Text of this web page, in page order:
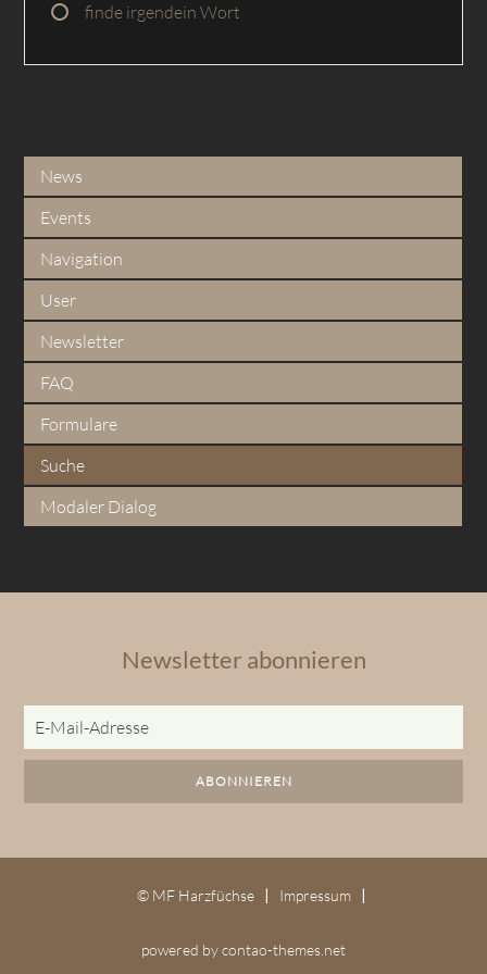
finde irgendein Wort
News
Events
Navigation
User
Newsletter
FAQ
Formulare
Suche
Modaler Dialog
Newsletter abonnieren
Adresse
ABONNIEREN
© MF Harzfüchse Impressum
powered bycontao-themes.net